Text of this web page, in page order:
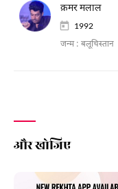
क़मर मलाल
1992
जन्म : बलूचिस्तान
और खोजिए